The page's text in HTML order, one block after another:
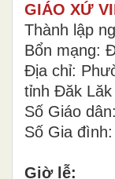
GIÁO XỨ
Thành lập
Bổn mạng:
Địa chỉ:
tỉnh Đăk Lăk
Số Giáo
Số Gia
Giờ lễ: